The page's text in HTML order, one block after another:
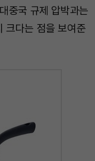
중국 규제 압박과는
크다는 점을 보여준